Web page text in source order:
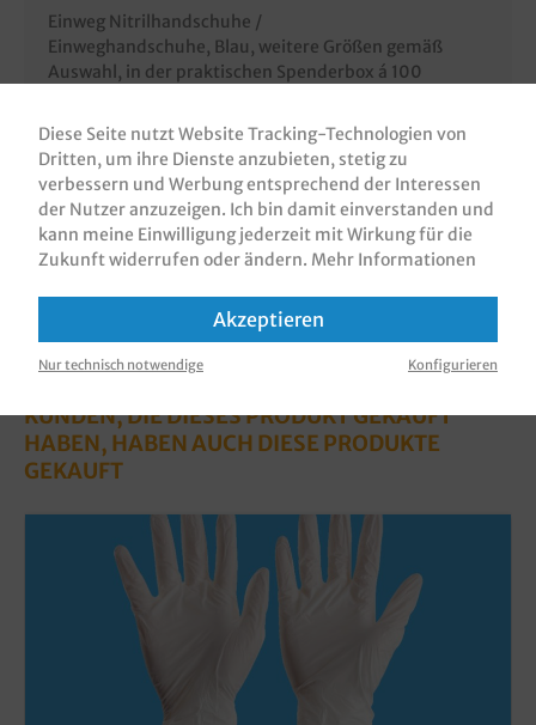
Einweg Nitrilhandschuhe /
Einweghandschuhe, Blau, weitere Größen gemäß
Auswahl, in der praktischen Spenderbox á 100
Bewertungen
Informationen zur Produktsicherheit
KUNDEN, DIE DIESES PRODUKT GEKAUFT
HABEN, HABEN AUCH DIESE PRODUKTE
GEKAUFT
Diese Seite nutzt Website Tracking-Technologien von
Dritten, um ihre Dienste anzubieten, stetig zu
verbessern und Werbung entsprechend der Interessen
der Nutzer anzuzeigen. Ich bin damit einverstanden und
kann meine Einwilligung jederzeit mit Wirkung für die
Zukunft widerrufen oder ändern. Mehr Informationen
Akzeptieren
Nur technisch notwendige Konfigurieren